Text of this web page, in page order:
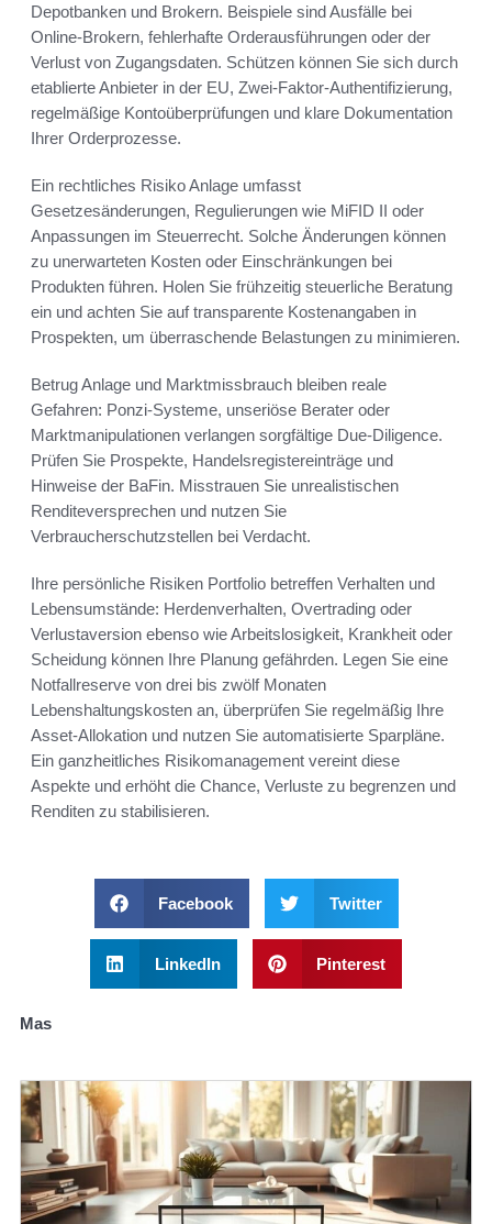
Depotbanken und Brokern. Beispiele sind Ausfälle bei
Online-Brokern, fehlerhafte Orderausführungen oder der
Verlust von Zugangsdaten. Schützen können Sie sich durch
etablierte Anbieter in der EU, Zwei-Faktor-Authentifizierung,
regelmäßige Kontoüberprüfungen und klare Dokumentation
Ihrer Orderprozesse.
Ein rechtliches Risiko Anlage umfasst
Gesetzesänderungen, Regulierungen wie MiFID II oder
Anpassungen im Steuerrecht. Solche Änderungen können
zu unerwarteten Kosten oder Einschränkungen bei
Produkten führen. Holen Sie frühzeitig steuerliche Beratung
ein und achten Sie auf transparente Kostenangaben in
Prospekten, um überraschende Belastungen zu minimieren.
Betrug Anlage und Marktmissbrauch bleiben reale
Gefahren: Ponzi-Systeme, unseriöse Berater oder
Marktmanipulationen verlangen sorgfältige Due-Diligence.
Prüfen Sie Prospekte, Handelsregistereinträge und
Hinweise der BaFin. Misstrauen Sie unrealistischen
Renditeversprechen und nutzen Sie
Verbraucherschutzstellen bei Verdacht.
Ihre persönliche Risiken Portfolio betreffen Verhalten und
Lebensumstände: Herdenverhalten, Overtrading oder
Verlustaversion ebenso wie Arbeitslosigkeit, Krankheit oder
Scheidung können Ihre Planung gefährden. Legen Sie eine
Notfallreserve von drei bis zwölf Monaten
Lebenshaltungskosten an, überprüfen Sie regelmäßig Ihre
Asset-Allokation und nutzen Sie automatisierte Sparpläne.
Ein ganzheitliches Risikomanagement vereint diese
Aspekte und erhöht die Chance, Verluste zu begrenzen und
Renditen zu stabilisieren.
Facebook Twitter
LinkedIn Pinterest
Mas